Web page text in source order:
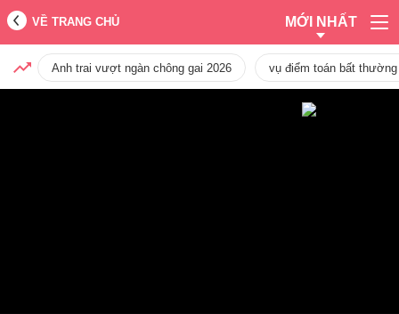
VỀ TRANG CHỦ MỚI NHẤT
Anh trai vượt ngàn chông gai 2026 vụ điểm toán bất